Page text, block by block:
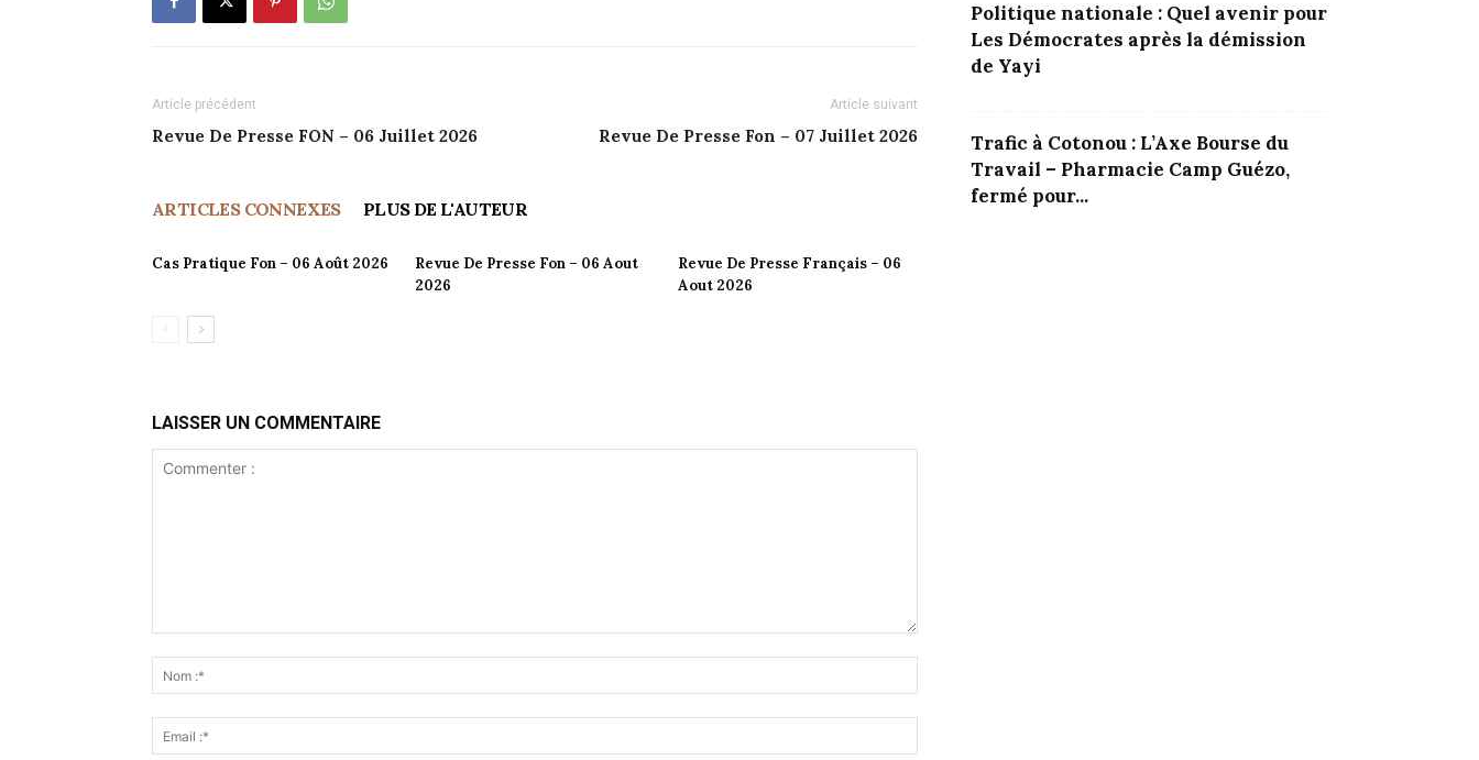
Article précédent
Revue De Presse FON – 06 Juillet 2026
Article suivant
Revue De Presse Fon – 07 Juillet 2026
ARTICLES CONNEXES PLUS DE L'AUTEUR
Cas Pratique Fon – 06 Août 2026
Revue De Presse Fon – 06 Aout
2026
Revue De Presse Français – 06
Aout 2026
LAISSER UN COMMENTAIRE
Politique nationale : Quel avenir pour
Les Démocrates après la démission
de Yayi
Trafic à Cotonou : L’Axe Bourse du
Travail – Pharmacie Camp Guézo,
fermé pour...